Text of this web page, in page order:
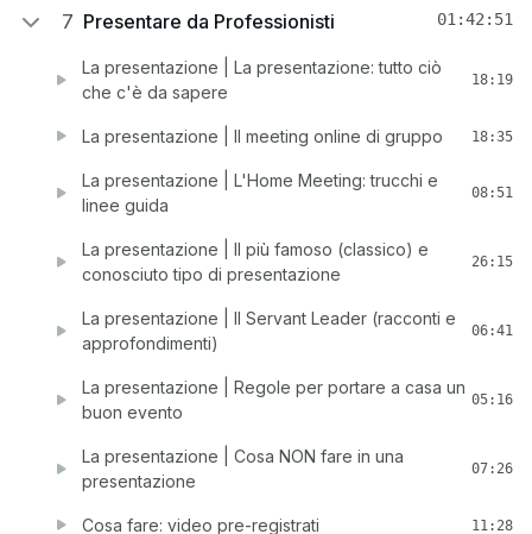
7 Presentare da Professionisti 01:42:51
La presentazione | La presentazione: tutto ciò
che c'è da sapere
18:19
La presentazione | Il meeting online di gruppo 18:35
La presentazione | L'Home Meeting: trucchi e
linee guida
08:51
La presentazione | Il più famoso (classico) e
conosciuto tipo di presentazione
26:15
La presentazione | Il Servant Leader (racconti e
approfondimenti)
06:41
La presentazione | Regole per portare a casa un
buon evento
05:16
La presentazione | Cosa NON fare in una
presentazione
07:26
Cosa fare: video pre-registrati 11:28